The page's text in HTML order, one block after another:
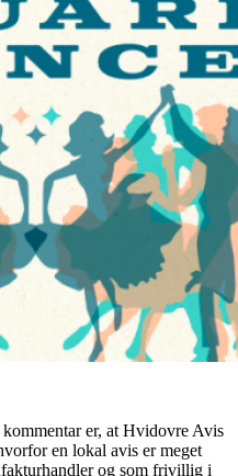
er, at Hvidovre Avis
en lokal avis er meget
og som frivillig i